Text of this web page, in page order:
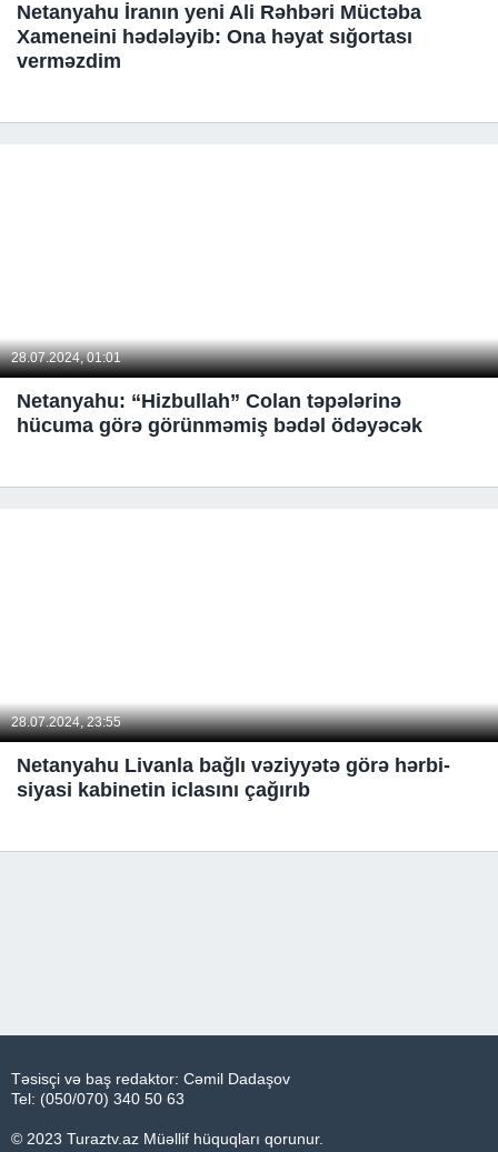
Netanyahu İranın yeni Ali Rəhbəri Müctəba
Xameneini hədələyib: Ona həyat sığortası
verməzdim
28.07.2024, 01:01
Netanyahu: “Hizbullah” Colan təpələrinə
hücuma görə görünməmiş bədəl ödəyəcək
28.07.2024, 23:55
Netanyahu Livanla bağlı vəziyyətə görə hərbi-
siyasi kabinetin iclasını çağırıb
Təsisçi və baş redaktor: Cəmil Dadaşov
Tel: (050/070) 340 50 63
© 2023 Turaztv.az Müəllif hüquqları qorunur.